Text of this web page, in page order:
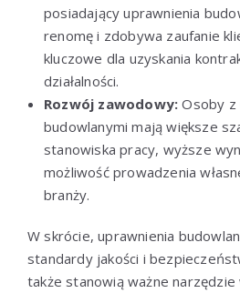
posiadający uprawnienia
renomę i zdobywa zaufanie
kluczowe dla uzyskania
działalności.
Rozwój zawodowy: Osoby z
budowlanymi mają większe
stanowiska pracy, wyższe
możliwość prowadzenia
branży.
W skrócie, uprawnienia
standardy jakości i
także stanowią ważne narzędzie